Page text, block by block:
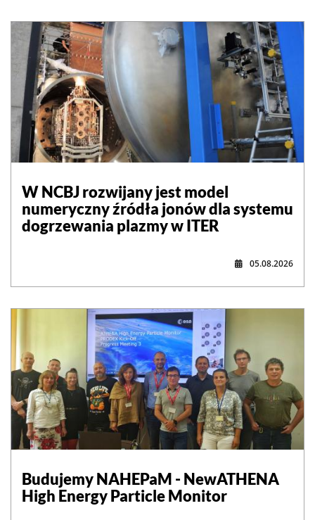
W NCBJ rozwijany jest model
numeryczny źródła jonów dla systemu
dogrzewania plazmy w ITER
05.08.2026
Budujemy NAHEPaM - NewATHENA
High Energy Particle Monitor